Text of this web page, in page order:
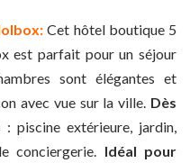
Cet hôtel boutique 5
est parfait pour un séjour
sont élégantes et
avec vue sur la ville. Dès
: piscine extérieure, jardin,
conciergerie. Idéal pour